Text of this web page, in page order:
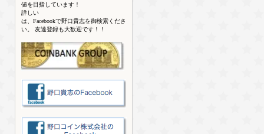
値を目指しています！
詳しい
は、Facebookで野口貴志を御検索くださ
い。 友達登録も大歓迎です！！